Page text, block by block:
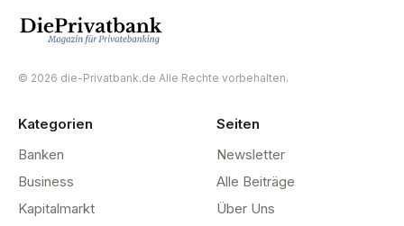
© 2026 die-Privatbank.de Alle Rechte vorbehalten.
Kategorien
Banken
Business
Kapitalmarkt
Seiten
Newsletter
Alle Beiträge
Über Uns